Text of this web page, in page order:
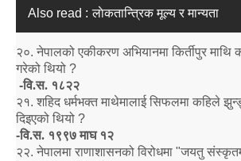
Also read : लाेकतान्त्रिक मूल्य र मान्यता
२०. नेपालको एकीकरण अभियानमा किर्तीपुर माथि
गरेको थियो ?
-वि.स. १८२२
२१. शहिद धर्मभक्त माथेमालाई सिफलमा कहिले
दिइएको थियो ?
-वि.स. १९९७ माघ १२
२२. नेपालमा राणाशासनको विरोधमा "जयतु